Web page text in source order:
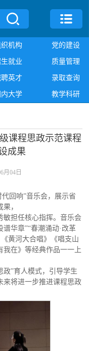
机构 党的建设
就业 质量管理
英才 录取查询
内大学 教学科研
课程思政示范课程
成果
月04日
回响”音乐会，展示省
，
敏担任核心指挥。音乐会
谱华章”“春潮涌动·改革
黄河大合唱》《唱支山
我在》等经典作品一一上
政”育人模式，引导学生
来将进一步推进课程思政